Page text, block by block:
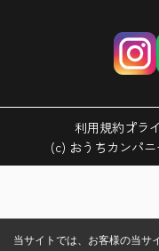
利用規約プラ
(c) おうちカンパ
当サイトでは、お客様の当サ